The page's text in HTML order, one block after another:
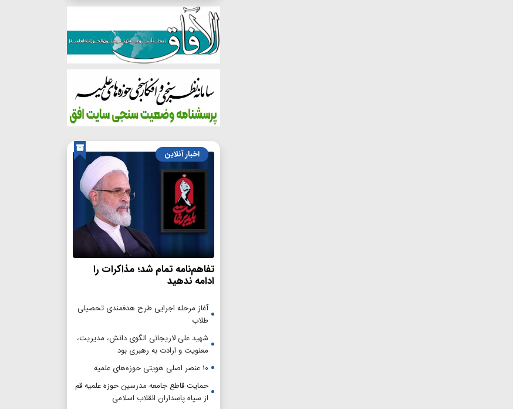
اخبار آنلاین
تفاهم‌نامه تمام شد؛ مذاکرات را
ادامه ندهید
آغاز مرحله اجرایی طرح هدفمندی تحصیلی
طلاب
شهید علی لاریجانی الگوی دانش، مدیریت،
معنویت و ارادت به رهبری بود
۱۰ عنصر اصلی هویتی حوزه‌های علمیه
حمایت قاطع جامعه مدرسین حوزه علمیه قم
از سپاه پاسداران انقلاب اسلامی